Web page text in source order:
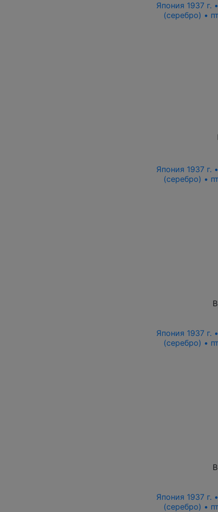
Япония 1937 г.
(серебро) •
Япония 1937 г.
(серебро) •
Япония 1937 г.
(серебро) •
Япония 1937 г.
(серебро) •